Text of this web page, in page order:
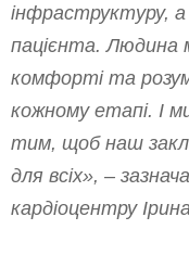
інфраструктуру,
пацієнта. Людина
комфорті та
кожному етапі. І
тим, щоб наш
для всіх», –
кардіоцентру